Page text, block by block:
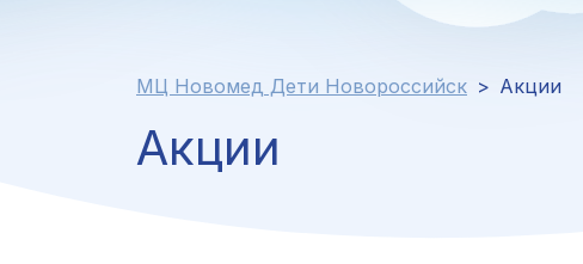
МЦ Новомед Дети Новороссийск > Акции
Акции